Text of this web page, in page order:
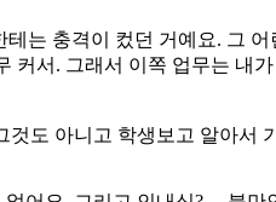
는 충격이 컸던 거예요. 그
서. 그래서 이쪽 업무는 내
도 아니고 학생보고 알아서